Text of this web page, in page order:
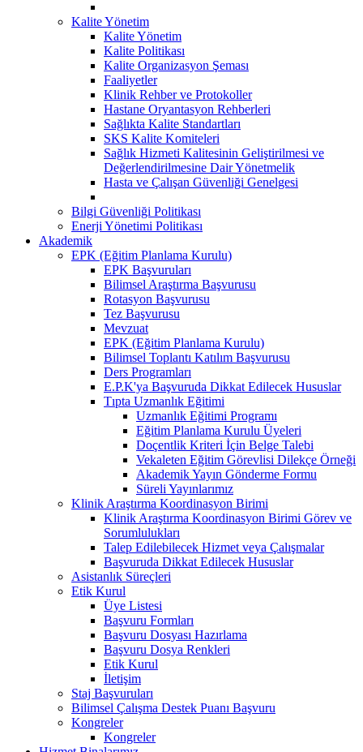
Kalite Yönetim
Kalite Yönetim
Kalite Politikası
Kalite Organizasyon Şeması
Faaliyetler
Klinik Rehber ve Protokoller
Hastane Oryantasyon Rehberleri
Sağlıkta Kalite Standartları
SKS Kalite Komiteleri
Sağlık Hizmeti Kalitesinin Geliştirilmesi ve
Değerlendirilmesine Dair Yönetmelik
Hasta ve Çalışan Güvenliği Genelgesi
Bilgi Güvenliği Politikası
Enerji Yönetimi Politikası
Akademik
EPK (Eğitim Planlama Kurulu)
EPK Başvuruları
Bilimsel Araştırma Başvurusu
Rotasyon Başvurusu
Tez Başvurusu
Mevzuat
EPK (Eğitim Planlama Kurulu)
Bilimsel Toplantı Katılım Başvurusu
Ders Programları
E.P.K'ya Başvuruda Dikkat Edilecek Hususlar
Tıpta Uzmanlık Eğitimi
Uzmanlık Eğitimi Programı
Eğitim Planlama Kurulu Üyeleri
Doçentlik Kriteri İçin Belge Talebi
Vekaleten Eğitim Görevlisi Dilekçe Örneği
Akademik Yayın Gönderme Formu
Süreli Yayınlarımız
Klinik Araştırma Koordinasyon Birimi
Klinik Araştırma Koordinasyon Birimi Görev ve
Sorumlulukları
Talep Edilebilecek Hizmet veya Çalışmalar
Başvuruda Dikkat Edilecek Hususlar
Asistanlık Süreçleri
Etik Kurul
Üye Listesi
Başvuru Formları
Başvuru Dosyası Hazırlama
Başvuru Dosya Renkleri
Etik Kurul
İletişim
Staj Başvuruları
Bilimsel Çalışma Destek Puanı Başvuru
Kongreler
Kongreler